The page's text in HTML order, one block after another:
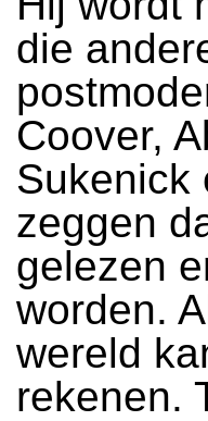
die
Coover,
Sukenick
zeggen
gelezen
worden.
wereld
rekenen.